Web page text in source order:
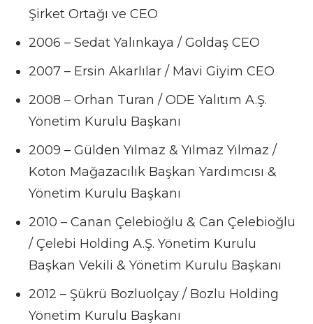
Şirket Ortağı ve CEO
2006 – Sedat Yalınkaya / Goldaş CEO
2007 – Ersin Akarlılar / Mavi Giyim CEO
2008 – Orhan Turan / ODE Yalıtım A.Ş.
Yönetim Kurulu Başkanı
2009 – Gülden Yılmaz & Yılmaz Yılmaz /
Koton Mağazacılık Başkan Yardımcısı &
Yönetim Kurulu Başkanı
2010 – Canan Çelebioğlu & Can Çelebioğlu
/ Çelebi Holding A.Ş. Yönetim Kurulu
Başkan Vekili & Yönetim Kurulu Başkanı
2012 – Şükrü Bozluolçay / Bozlu Holding
Yönetim Kurulu Başkanı